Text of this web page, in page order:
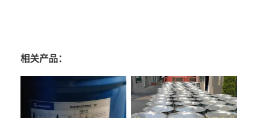
相关产品：